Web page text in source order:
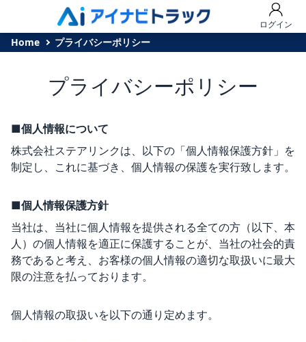
ログイン
Home プライバシーポリシー
プライバシーポリシー
■個人情報について
株式会社ステアリンクは、以下の「個人情報保護方針」を
制定し、これに基づき、個人情報の保護を実行致します。
■個人情報保護方針
当社は、当社に個人情報を提供される全ての方（以下、本
人）の個人情報を適正に保護することが、当社の社会的責
務であると考え、お客様の個人情報の適切な取扱いに最大
限の注意を払っております。
個人情報の取扱いを以下の通り定めます。